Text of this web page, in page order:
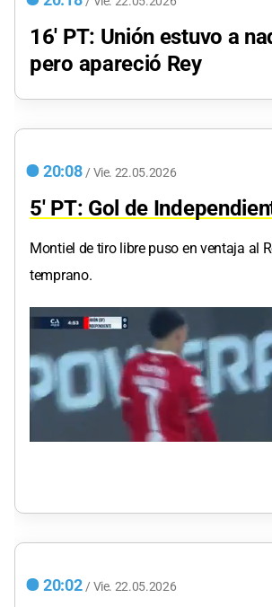
16' PT: Unión estuvo a
pero apareció Rey
20:08 / Vie. 22.05.2026
5' PT: Gol de
Montiel de tiro libre puso en ventaja al
temprano.
20:02 / Vie. 22.05.2026